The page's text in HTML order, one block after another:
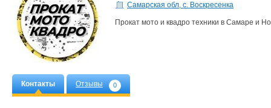
Самарская обл, с. Воскресенка
Прокат мото и квадро техники в Самаре и
Контакты Отзывы 0